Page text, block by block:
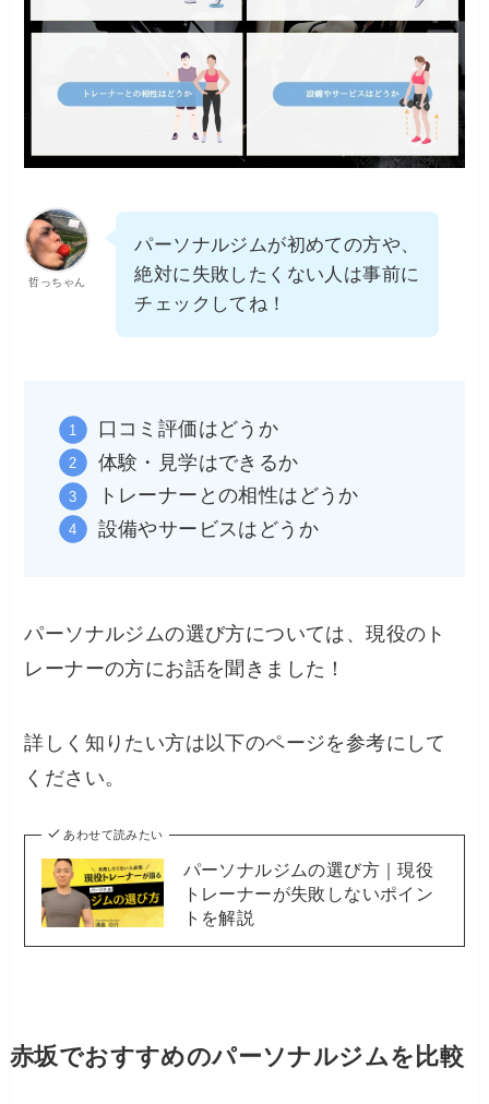
哲っちゃん
パーソナルジムが初めての方や、
絶対に失敗したくない人は事前に
チェックしてね！
口コミ評価はどうか
体験・見学はできるか
トレーナーとの相性はどうか
設備やサービスはどうか
パーソナルジムの選び方については、現役のト
レーナーの方にお話を聞きました！
詳しく知りたい方は以下のページを参考にして
ください。
あわせて読みたい
パーソナルジムの選び方｜現役
トレーナーが失敗しないポイン
トを解説
赤坂でおすすめのパーソナルジムを比較